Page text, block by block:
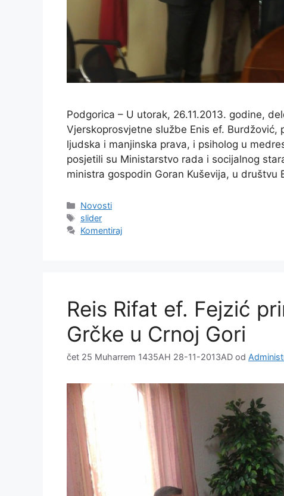
Podgorica – U utorak, 26.11.2013. godine,
Vjerskoprosvjetne službe Enis ef. Burdžović,
ljudska i manjinska prava, i psiholog u
posjetili su Ministarstvo rada i socijalnog
ministra gospodin Goran Kuševija, u društvu
Kategorije
Novosti
Oznake
slider
Komentiraj
Reis Rifat ef. Fejzić
Grčke u Crnoj Gori
čet 25 Muharrem 1435AH 28-11-2013AD od